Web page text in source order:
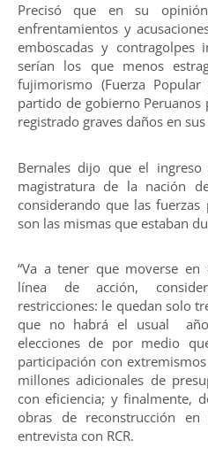
Precisó que en su
enfrentamientos y
emboscadas y
serían los que menos
fujimorismo (Fuerza
partido de gobierno Peruanos
registrado graves daños en
Bernales dijo que el
magistratura de la nación
considerando que las
son las mismas que estaban
“Va a tener que moverse
línea de acción,
restricciones: le quedan solo
que no habrá el usual
elecciones de por medio
participación con
millones adicionales de
con eficiencia; y finalmente,
obras de reconstrucción
entrevista con RCR.